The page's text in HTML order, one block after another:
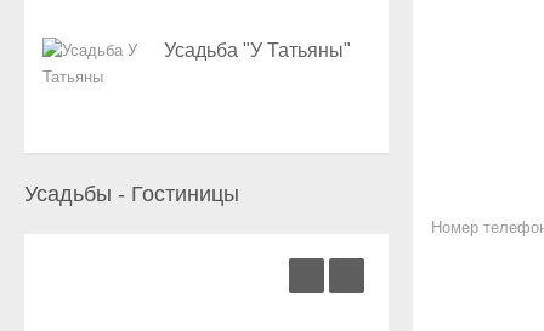
Номер
Усадьба "У Татьяны"
Усадьбы - Гостиницы